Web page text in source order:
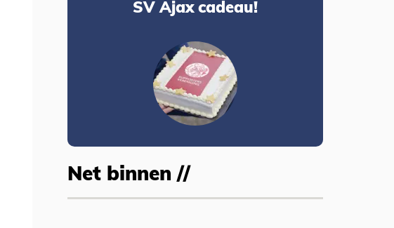
SV Ajax cadeau!
Net binnen //